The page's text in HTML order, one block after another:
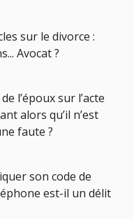
sur le divorce :
Avocat ?
l’époux sur l’acte
alors qu’il n’est
faute ?
son code de
est-il un délit